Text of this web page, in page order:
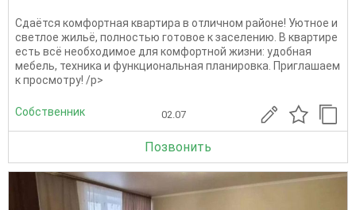
Сдаётся комфортная квартира в отличном районе! Уютное и
светлое жильё, полностью готовое к заселению. В квартире
есть всё необходимое для комфортной жизни: удобная
мебель, техника и функциональная планировка. Приглашаем
к просмотру! /p>
Собственник 02.07
Позвонить